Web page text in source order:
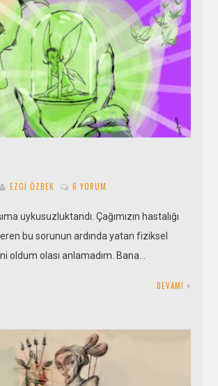
EZGI ÖZBEK 6 YORUM
uykusuzluktandı. Çağımızın hastalığı
bu sorunun ardında yatan fiziksel
oldum olası anlamadım. Bana…
DEVAMI